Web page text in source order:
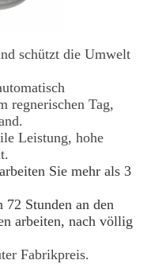
schützt die Umwelt
regnerischen Tag,
Leistung, hohe
Sie mehr als 3
72 Stunden an den
arbeiten, nach völlig
Fabrikpreis.